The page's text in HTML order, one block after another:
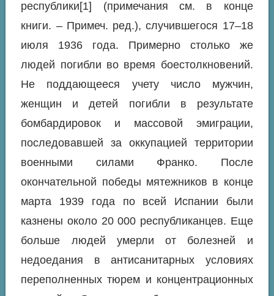
республики[1] (примечания см. в конце
книги. – Примеч. ред.), случившегося 17–18
июля 1936 года. Примерно столько же
людей погибли во время боестолкновений.
Не поддающееся учету число мужчин,
женщин и детей погибли в результате
бомбардировок и массовой эмиграции,
последовавшей за оккупацией территории
военными силами Франко. После
окончательной победы мятежников в конце
марта 1939 года по всей Испании были
казнены около 20 000 республиканцев. Еще
больше людей умерли от болезней и
недоедания в антисанитарных условиях
переполненных тюрем и концентрационных